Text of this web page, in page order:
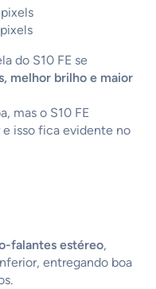
do S10 FE se
melhor brilho e maior
mas o S10 FE
isso fica evidente no
falantes estéreo,
entregando boa